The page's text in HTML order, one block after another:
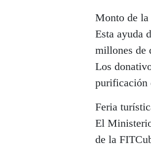
Monto de la
Esta ayuda
millones de
Los
purificación
Feria
El
de la